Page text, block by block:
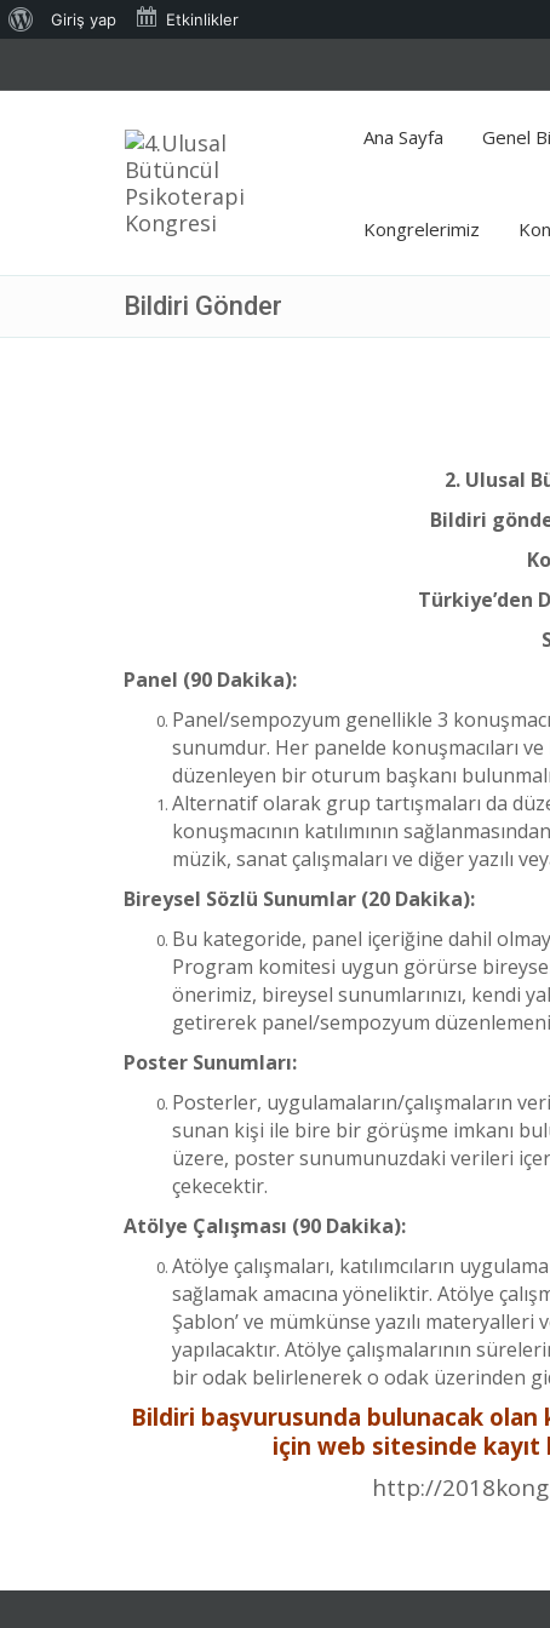
Ana Sayfa Genel
Kongrelerimiz
Bildiri Gönder
2. Ulusal
Bildiri
Türkiye’den
Panel (90 Dakika):
Panel/sempozyum genellikle 3
sunumdur. Her panelde konuşmacıları ve
düzenleyen bir oturum başkanı
Alternatif olarak grup tartışmaları da
konuşmacının katılımının
müzik, sanat çalışmaları ve diğer yazılı
Bireysel Sözlü Sunumlar (20 Dakika):
Bu kategoride, panel içeriğine dahil
Program komitesi uygun görürse
önerimiz, bireysel sunumlarınızı, kendi
getirerek panel/sempozyum
Poster Sunumları:
Posterler, uygulamaların/çalışmaların
sunan kişi ile bire bir görüşme imkanı
üzere, poster sunumunuzdaki verileri
çekecektir.
Atölye Çalışması (90 Dakika):
Atölye çalışmaları, katılımcıların
sağlamak amacına yöneliktir. Atölye
Şablon’ ve mümkünse yazılı materyalleri
yapılacaktır. Atölye çalışmalarının
bir odak belirlenerek o odak üzerinden
Bildiri başvurusunda bulunacak olan
için web sitesinde kayıt
http://
WordPress
Giriş yap Etkinlikler